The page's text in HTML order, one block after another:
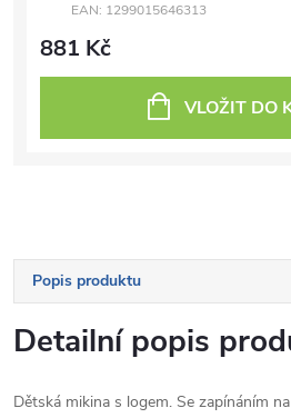
EAN: 1299015646313
881 Kč
VLOŽIT DO
Popis produktu
Detailní popis
Dětská mikina s logem. Se zapínáním